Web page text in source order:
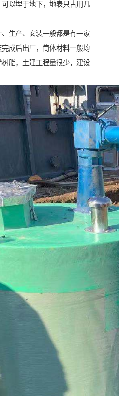
以埋于地下，地表只占用几
生产、安装一般都是有一家
成后出厂，筒体材料一般均
脂，土建工程量很少，建设